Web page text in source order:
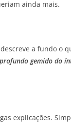
ainda mais.
a fundo o
gemido do
explicações.